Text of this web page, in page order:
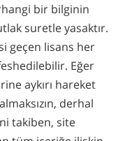
bir bilginin
suretle yasaktır.
geçen lisans her
Eğer
aykırı hareket
derhal
takiben, site